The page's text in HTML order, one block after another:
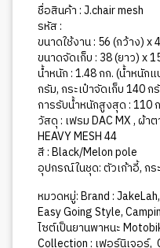
ชื่อสินค้า : J.chair mesh
รหัส :
ขนาดใช้งาน : 56 (กว้าง) x
ขนาดจัดเก็บ : 38 (ยาว) x
น้ำหนัก : 1.48 กก. (น้ำหนัก
กรัม, กระเป๋าจัดเก็บ 140 ก
การรับน้ำหนักสูงสุด : 110
วัสดุ : เฟรม DAC MX , ผ้า
HEAVY MESH 44
สี : Black/Melon pole
อุปกรณ์ในชุด: ตัวเก้าอี้, กร
หมวดหมู่:Brand : JakeLah,
Easy Going Style,
ไซต์เป็นยานพาหนะ
Collection : เฟอร์นิเจอร์,